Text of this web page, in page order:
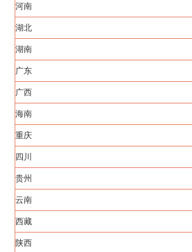
河南
湖北
湖南
广东
广西
海南
重庆
四川
贵州
云南
西藏
陕西